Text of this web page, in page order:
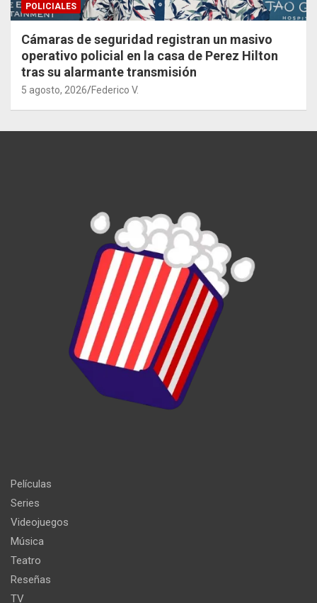
POLICIALES
Cámaras de seguridad registran un masivo
operativo policial en la casa de Perez Hilton
tras su alarmante transmisión
5 agosto, 2026 Federico V.
Películas
Series
Videojuegos
Música
Teatro
Reseñas
TV